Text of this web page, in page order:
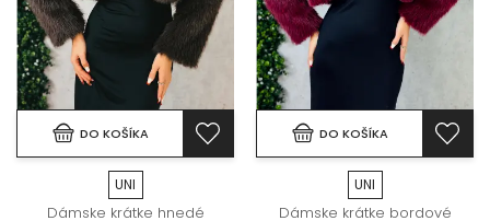
DO KOŠÍKA
UNI
Dámske krátke hnedé
DO KOŠÍKA
UNI
Dámske krátke bordové